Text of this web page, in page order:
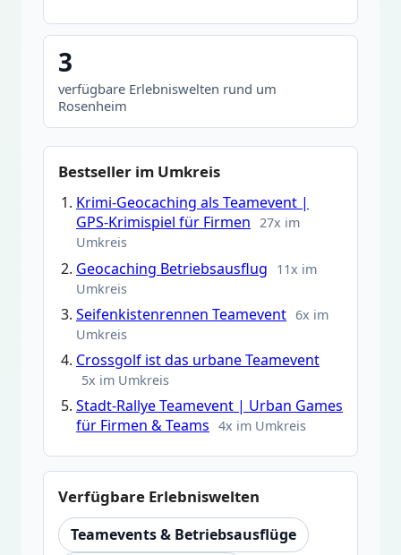
3
verfügbare Erlebniswelten rund um
Rosenheim
Bestseller im Umkreis
Krimi-Geocaching als Teamevent |
GPS-Krimispiel für Firmen 27x im
Umkreis
Geocaching Betriebsausflug
11x im
Umkreis
Seifenkistenrennen Teamevent 6x im
Umkreis
Crossgolf ist das urbane Teamevent
5x im Umkreis
Stadt-Rallye Teamevent | Urban Games
für Firmen & Teams 4x im Umkreis
Verfügbare Erlebniswelten
Teamevents & Betriebsausflüge